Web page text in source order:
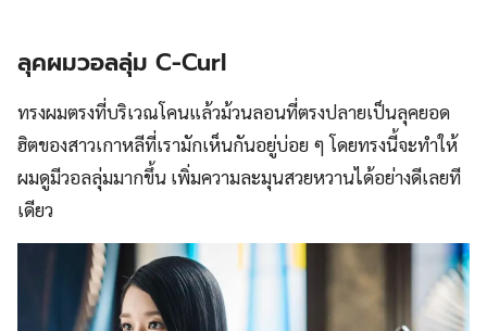
ลุคผมวอลลุ่ม C-Curl
ทรงผมตรงที่บริเวณโคนแล้วม้วนลอนที่ตรงปลายเป็นลุคยอด
ฮิตของสาวเกาหลีที่เรามักเห็นกันอยู่บ่อย ๆ โดยทรงนี้จะทำให้
ผมดูมีวอลลุ่มมากขึ้น เพิ่มความละมุนสวยหวานได้อย่างดีเลยที
เดียว